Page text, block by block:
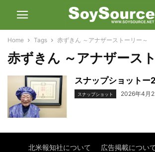
Home Tags 赤ずきん ～アナザーストーリー～
赤ずきん ～アナザース
スナップショットー
スナップショット 2026年4月
北米報知社について 広告掲載につい